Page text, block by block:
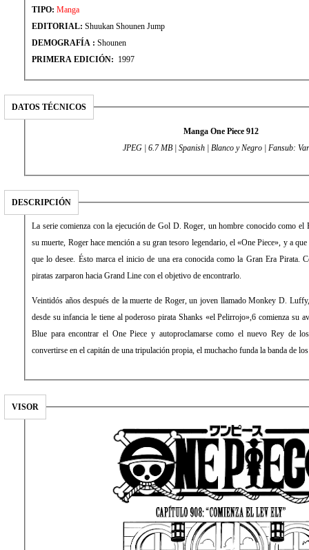
TIPO: Manga
EDITORIAL: Shuukan Shounen Jump
DEMOGRAFÍA : Shounen
PRIMERA EDICIÓN: 1997
DATOS TÉCNICOS
Manga One Piece 912
JPEG | 6.7 MB | Spanish | Blanco y Negro | Fansub:
DESCRIPCIÓN
La serie comienza con la ejecución de Gol D. Roger, un hombre conocido como el
su muerte, Roger hace mención a su gran tesoro legendario, el «One Piece», y a
que lo desee. Ésto marca el inicio de una era conocida como la Gran Era Pirata.
piratas zarparon hacia Grand Line con el objetivo de encontrarlo.
Veintidós años después de la muerte de Roger, un joven llamado Monkey D.
desde su infancia le tiene al poderoso pirata Shanks «el Pelirrojo»,6 comienza su
Blue para encontrar el One Piece y autoproclamarse como el nuevo Rey de
convertirse en el capitán de una tripulación propia, el muchacho funda la banda de
VISOR